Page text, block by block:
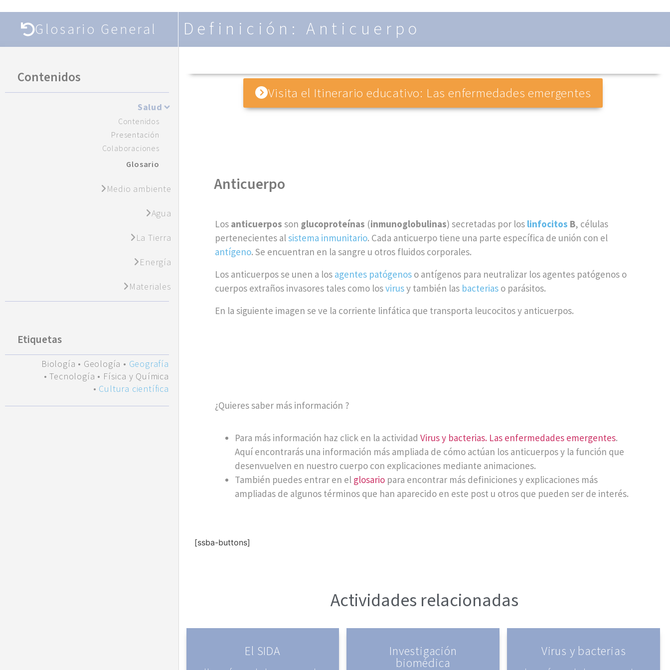
Glosario General Definición: Anticuerpo
Contenidos
Salud
Contenidos
Presentación
Colaboraciones
Glosario
Medio ambiente
Agua
La Tierra
Energía
Materiales
Etiquetas
Biología • Geología • Geografía
•Tecnología • Física y Química
• Cultura científica
Visita el Itinerario educativo: Las enfermedades emergentes
Anticuerpo
Los anticuerpos son glucoproteínas (inmunoglobulinas) secretadas por los linfocitos B, células
pertenecientes alsistema inmunitario. Cada anticuerpo tiene una parte específica de unión con el
antígeno. Se encuentran en la sangre u otros fluidos corporales.
Los anticuerpos se unen a los agentes patógenoso antígenos para neutralizar los agentes patógenos o
cuerpos extraños invasores tales como losvirusy también las bacteriaso parásitos.
En la siguiente imagen se ve la corriente linfática que transporta leucocitos y anticuerpos.
¿Quieres saber más información ?
Para más información haz click en la actividad Virus y bacterias. Las enfermedades emergentes.
Aquí encontrarás una información más ampliada de cómo actúan los anticuerpos y la función que
desenvuelven en nuestro cuerpo con explicaciones mediante animaciones.
También puedes entrar en el glosariopara encontrar más definiciones y explicaciones más
ampliadas de algunos términos que han aparecido en este post u otros que pueden ser de interés.
[ssba-buttons]
Actividades relacionadas
El SIDA Investigación
biomédica
Virus y bacterias